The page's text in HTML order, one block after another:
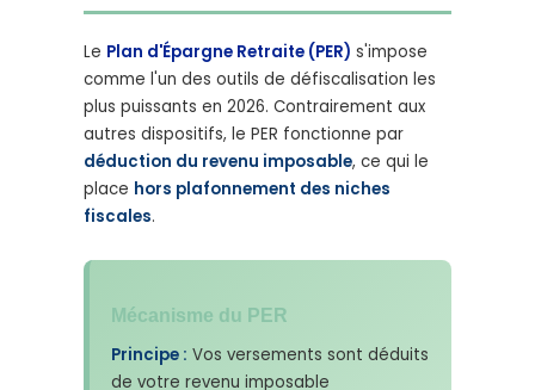
Le Plan d'Épargne Retraite (PER) s'impose
comme l'un des outils de défiscalisation les
plus puissants en 2026. Contrairement aux
autres dispositifs, le PER fonctionne par
déduction du revenu imposable, ce qui le
place hors plafonnement des niches
fiscales.
Mécanisme du PER
Principe : Vos versements sont déduits
de votre revenu imposable